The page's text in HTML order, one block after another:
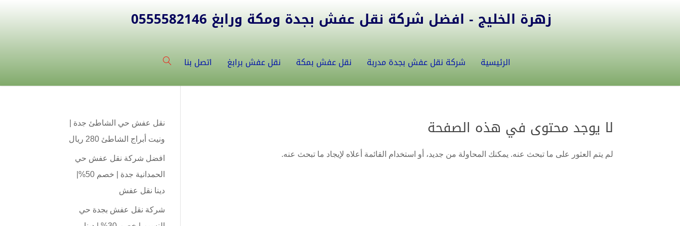
زهرة الخليج - افضل شركة نقل عفش بجدة ومكة ورابغ 0555582146
الرئيسية شركة نقل عفش بجدة مدربة نقل عفش بمكة نقل عفش برابغ اتصل بنا
لا يوجد محتوى في هذه الصفحة
لم يتم العثور على ما تبحث عنه. يمكنك المحاولة من جديد، أو استخدام القائمة أعلاه لإيجاد ما تبحث عنه.
نقل عفش حي الشاطئ جدة |
ونيت أبراج الشاطئ 280 ريال
افضل شركة نقل عفش حي
الحمدانية جدة | خصم 50%|
دينا نقل عفش
شركة نقل عفش بجدة حي